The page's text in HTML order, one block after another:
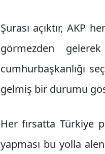
Şurası açıktır, AKP
görmezden
cumhurbaşkanlığı
gelmiş bir durumu
Her fırsatta Türkiye
yapması bu yolla